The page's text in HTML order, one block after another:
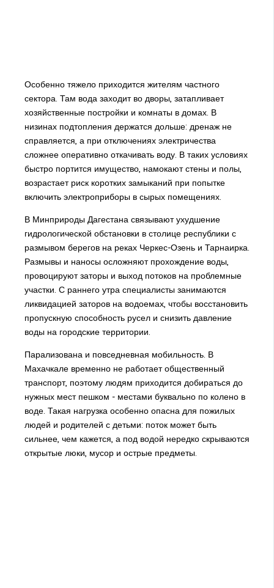
Особенно тяжело приходится жителям частного
сектора. Там вода заходит во дворы, затапливает
хозяйственные постройки и комнаты в домах. В
низинах подтопления держатся дольше: дренаж не
справляется, а при отключениях электричества
сложнее оперативно откачивать воду. В таких условиях
быстро портится имущество, намокают стены и полы,
возрастает риск коротких замыканий при попытке
включить электроприборы в сырых помещениях.
В Минприроды Дагестана связывают ухудшение
гидрологической обстановки в столице республики с
размывом берегов на реках Черкес-Озень и Тарнаирка.
Размывы и наносы осложняют прохождение воды,
провоцируют заторы и выход потоков на проблемные
участки. С раннего утра специалисты занимаются
ликвидацией заторов на водоемах, чтобы восстановить
пропускную способность русел и снизить давление
воды на городские территории.
Парализована и повседневная мобильность. В
Махачкале временно не работает общественный
транспорт, поэтому людям приходится добираться до
нужных мест пешком - местами буквально по колено в
воде. Такая нагрузка особенно опасна для пожилых
людей и родителей с детьми: поток может быть
сильнее, чем кажется, а под водой нередко скрываются
открытые люки, мусор и острые предметы.